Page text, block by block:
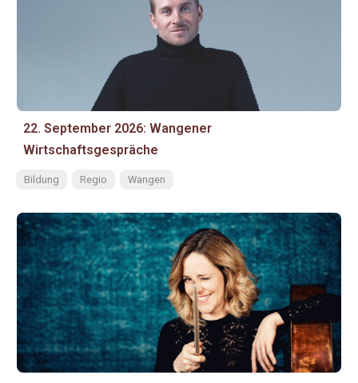
22. September 2026: Wangener
Wirtschaftsgespräche
Bildung Regio Wangen